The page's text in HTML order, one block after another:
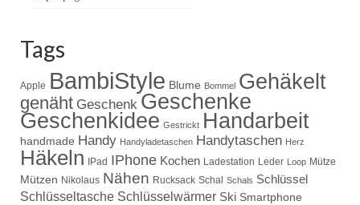
Tags
Apple BambiStyle Blume Bommel Gehäkelt
genäht Geschenk Geschenke
Geschenkidee Gestrickt Handarbeit
handmade Handy Handyladetaschen Handytaschen Herz
Häkeln IPad IPhone Kochen Ladestation Leder Loop Mütze
Mützen Nikolaus Nähen Rucksack Schal Schals Schlüssel
Schlüsseltasche Schlüsselwärmer Ski Smartphone